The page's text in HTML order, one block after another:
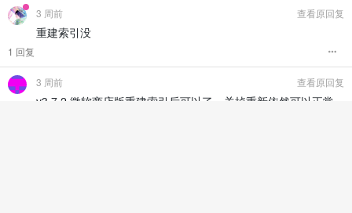
3 周前 查看原回复
重建索引没
1 回复
3 周前 查看原回复
v3.7.2 微软商店版重建索引后可以了，关掉重新依然可以正常